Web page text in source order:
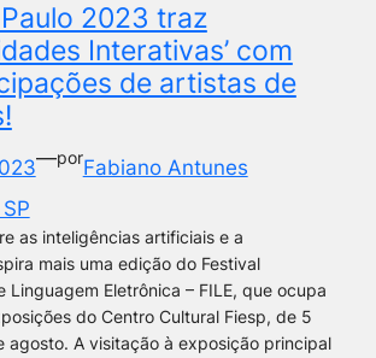
2023 traz
Interativas’ com
de artistas de
—porFabiano Antunes
as inteligências artificiais e a
mais uma edição do Festival
Linguagem Eletrônica – FILE, que ocupa
do Centro Cultural Fiesp, de 5
agosto. A visitação à exposição principal